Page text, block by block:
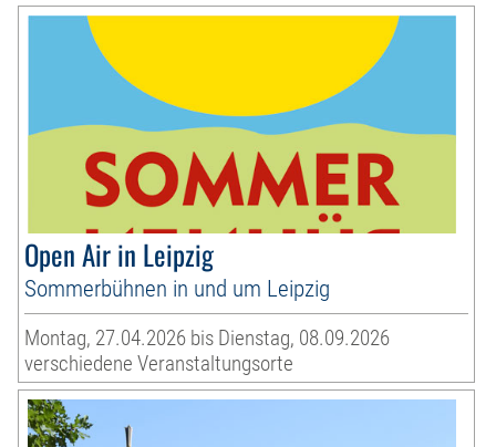
Open Air in Leipzig
Sommerbühnen in und um Leipzig
Montag, 27.04.2026 bis Dienstag, 08.09.2026
verschiedene Veranstaltungsorte